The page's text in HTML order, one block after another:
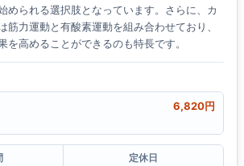
められる選択肢となっています。さらに、カ
筋力運動と有酸素運動を組み合わせており、
を高めることができるのも特長です。
6,820円
定休日